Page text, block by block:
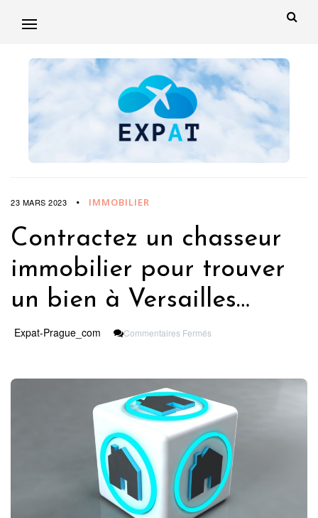
23 MARS 2023 IMMOBILIER
Contractez un chasseur
immobilier pour trouver
un bien à Versailles…
Expat-Prague_com Commentaires Fermés
Pour
Trouver
Un
Bien
À
Versailles…